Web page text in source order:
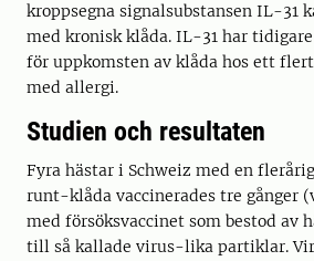
kroppsegna signalsubstansen IL-31
med kronisk klåda. IL-31 har
för uppkomsten av klåda hos ett
med allergi.
Studien och resultaten
Fyra hästar i Schweiz med en
runt-klåda vaccinerades tre gånger
med försöksvaccinet som bestod av
till så kallade virus-lika partiklar.